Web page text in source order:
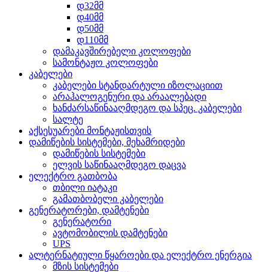
დ32მმ
დ40მმ
დ50მმ
დ110მმ
დამაკავშირებელი კოლოფები
სამონტაჟო კოლოფები
კაბელები
კაბელები სტანდარტული იზოლაციით
არაჰალოგენური და არაალებადი
ხანძარსაწინააღმდეგო და სპეც. კაბელები
სალტე
აქსესუარები მონტაჟისთვის
დამიწების სისტემები, მეხამრიდები
დამიწების სისტემები
ელვის საწინააღმდეგო დაცვა
ელექტრო გათბობა
თბილი იატაკი
გამათბობელი კაბელები
გენერატორები, დამტენები
გენერატორი
ავტომობილის დამტენები
UPS
ალტერნატიული წყაროები და ელექტრო ენერგია
მზის სისტემები